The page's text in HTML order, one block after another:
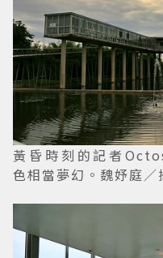
黃昏時刻的記者
色相當夢幻。魏妤庭／